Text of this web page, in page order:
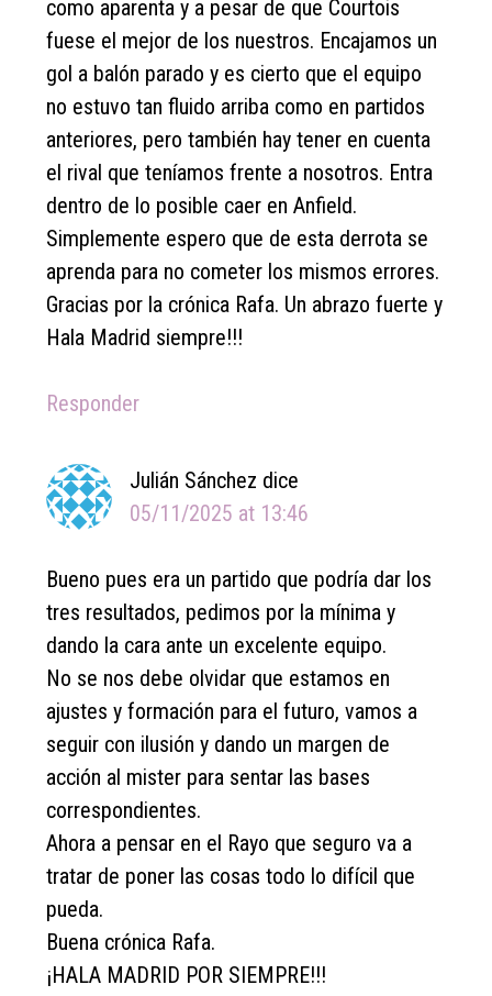
como aparenta y a pesar de que Courtois
fuese el mejor de los nuestros. Encajamos un
gol a balón parado y es cierto que el equipo
no estuvo tan fluido arriba como en partidos
anteriores, pero también hay tener en cuenta
el rival que teníamos frente a nosotros. Entra
dentro de lo posible caer en Anfield.
Simplemente espero que de esta derrota se
aprenda para no cometer los mismos errores.
Gracias por la crónica Rafa. Un abrazo fuerte y
Hala Madrid siempre!!!
Responder
Julián Sánchez dice
05/11/2025 at 13:46
Bueno pues era un partido que podría dar los
tres resultados, pedimos por la mínima y
dando la cara ante un excelente equipo.
No se nos debe olvidar que estamos en
ajustes y formación para el futuro, vamos a
seguir con ilusión y dando un margen de
acción al mister para sentar las bases
correspondientes.
Ahora a pensar en el Rayo que seguro va a
tratar de poner las cosas todo lo difícil que
pueda.
Buena crónica Rafa.
¡HALA MADRID POR SIEMPRE!!!